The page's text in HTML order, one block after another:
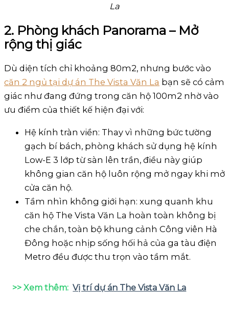
La
2. Phòng khách Panorama – Mở
rộng thị giác
Dù diện tích chỉ khoảng 80m2, nhưng bước vào
căn 2 ngủ tại dự án The Vista Văn La bạn sẽ có cảm
giác như đang đứng trong căn hộ 100m2 nhờ vào
ưu điểm của thiết kế hiện đại với:
Hệ kính tràn viền: Thay vì những bức tường
gạch bí bách, phòng khách sử dụng hệ kính
Low-E 3 lớp từ sàn lên trần, điều này giúp
không gian căn hộ luôn rộng mở ngay khi mở
cửa căn hộ.
Tầm nhìn không giới hạn: xung quanh khu
căn hộ The Vista Văn La hoàn toàn không bị
che chắn, toàn bộ khung cảnh Công viên Hà
Đông hoặc nhịp sống hối hả của ga tàu điện
Metro đều được thu trọn vào tầm mắt.
>> Xem thêm: Vị trí dự án The Vista Văn La